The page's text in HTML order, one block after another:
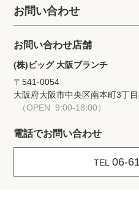
お問い合わせ
お問い合わせ店舗
(株)ビッグ 大阪ブランチ
〒541-0054
大阪府大阪市中央区南本町3丁
（OPEN 9:00-18:00）
電話でお問い合わせ
TEL 06-